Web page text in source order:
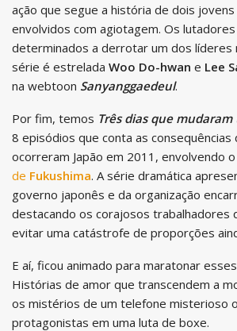
ação que segue a história de dois
envolvidos com agiotagem. Os
determinados a derrotar um dos líderes
série é estrelada Woo Do-hwan e Lee
na webtoon Sanyanggaedeul.
Por fim, temos Três dias que
8 episódios que conta as
ocorreram Japão em 2011, envolvendo o
de Fukushima. A série dramática
governo japonês e da organização
destacando os corajosos trabalhadores
evitar uma catástrofe de proporções
E aí, ficou animado para maratonar
Histórias de amor que transcendem a
os mistérios de um telefone misterioso
protagonistas em uma luta de boxe.